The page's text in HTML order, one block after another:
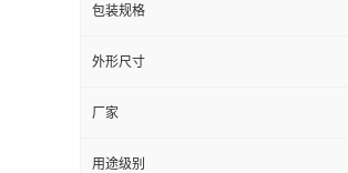
包装规格
外形尺寸
厂家
用途级别